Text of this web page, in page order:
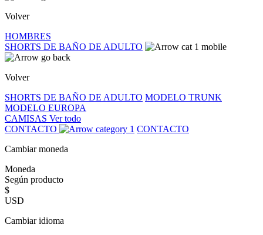
Volver
HOMBRES
SHORTS DE BAÑO DE ADULTO
Volver
SHORTS DE BAÑO DE ADULTO MODELO TRUNK
MODELO EUROPA
CAMISAS Ver todo
CONTACTO
CONTACTO
Cambiar moneda
Moneda
Según producto
$
USD
Cambiar idioma